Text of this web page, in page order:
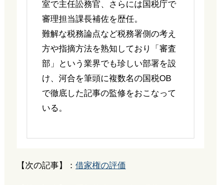
室で主任訟務官、さらには国税庁で
審理担当課長補佐を歴任。
難解な税務論点など税務署側の考え
方や指摘方法を熟知しており「審査
部」という業界でも珍しい部署を設
け、河合を筆頭に複数名の国税OB
で徹底した記事の監修をおこなって
いる。
【次の記事】： 借家権の評価